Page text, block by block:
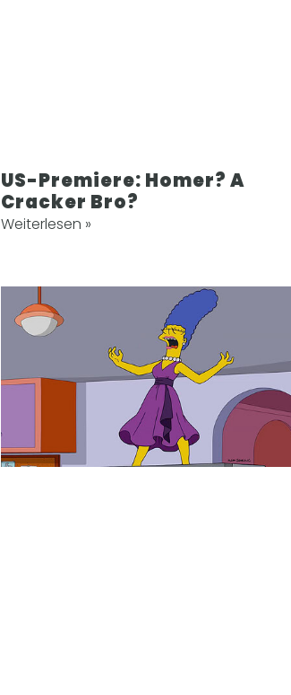
US-Premiere: Homer? A
Cracker Bro?
Weiterlesen »